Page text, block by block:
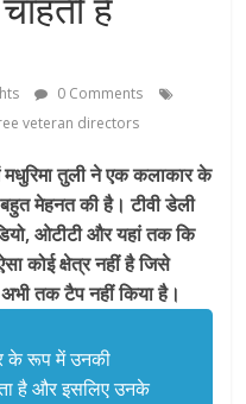
0 Comments
veteran directors
तुली ने एक कलाकार के
मेहनत की है। टीवी डेली
ओटीटी और यहां तक कि
कोई क्षेत्र नहीं है जिसे
तक टैप नहीं किया है।
के रूप में उनकी
है और इसलिए उनके